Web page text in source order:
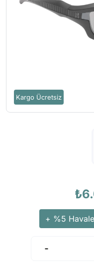
Kargo Ücretsiz
+ %5